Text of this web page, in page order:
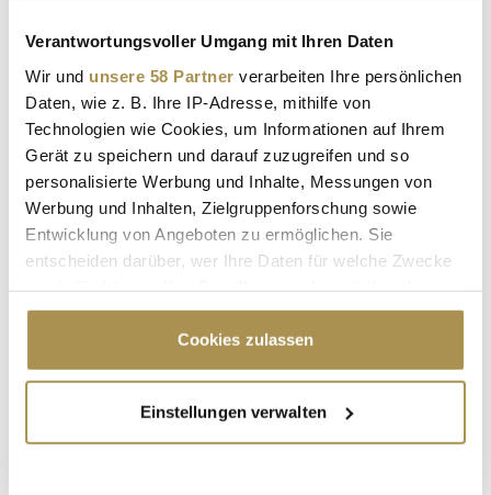
Verantwortungsvoller Umgang mit Ihren Daten
Wir und unsere 58 Partner verarbeiten Ihre persönlichen
Daten, wie z. B. Ihre IP-Adresse, mithilfe von
Technologien wie Cookies, um Informationen auf Ihrem
Gerät zu speichern und darauf zuzugreifen und so
personalisierte Werbung und Inhalte, Messungen von
Werbung und Inhalten, Zielgruppenforschung sowie
Entwicklung von Angeboten zu ermöglichen. Sie
entscheiden darüber, wer Ihre Daten für welche Zwecke
Cookie-Erklärung oder durch Klicken auf das Privacy
Trigger Symbol ändern oder widerrufen
Informationen über Ihre geografische Lage
erfassen, welche bis auf einige Meter genau sein
Cookies zulassen
Einstellungen verwalten